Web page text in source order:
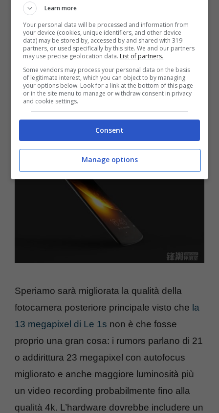
Anticipazioni
Speriamo sarà migliorata la qualità della
fotocamera posteriore principale visto che la
13 megapixel di Le 1s non è che fosse
proprio una gran cosa: i rumors parlano di 21
o addirittura 23 megapixel con autofocus
migliorato e anche maggiore luminosità più
un video recording probabilmente fino alla
qualità 4k. L’hardware dovrebbe includere un
Learn more
Your personal data will be processed and information from
your device (cookies, unique identifiers, and other device
data) may be stored by, accessed by and shared with 319
partners, or used specifically by this site. We and our partners
may use precise geolocation data. List of partners.
Some vendors may process your personal data on the basis
of legitimate interest, which you can object to by managing
your options below. Look for a link at the bottom of this page
or in the site menu to manage or withdraw consent in privacy
and cookie settings.
Consent
Manage options